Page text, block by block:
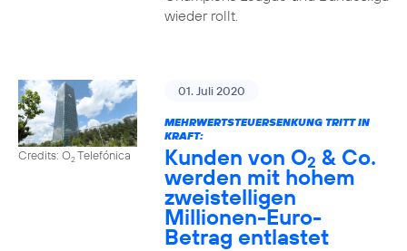
wieder rollt.
Credits: O2Telefónica
01. Juli 2020
MEHRWERTSTEUERSENKUNG TRITT IN
KRAFT:
Kunden von O2 & Co.
werden mit hohem
zweistelligen
Millionen-Euro-
Betrag entlastet